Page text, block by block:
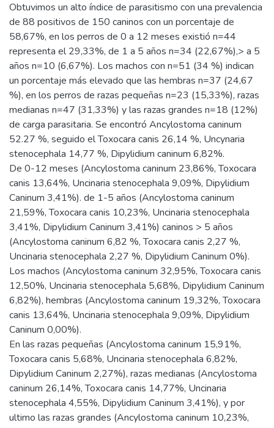
Obtuvimos un alto índice de parasitismo con una prevalencia
de 88 positivos de 150 caninos con un porcentaje de
58,67%, en los perros de 0 a 12 meses existió n=44
representa el 29,33%, de 1 a 5 años n=34 (22,67%),> a 5
años n=10 (6,67%). Los machos con n=51 (34 %) indican
un porcentaje más elevado que las hembras n=37 (24,67
%), en los perros de razas pequeñas n=23 (15,33%), razas
medianas n=47 (31,33%) y las razas grandes n=18 (12%)
de carga parasitaria. Se encontró Ancylostoma caninum
52.27 %, seguido el Toxocara canis 26,14 %, Uncynaria
stenocephala 14,77 %, Dipylidium caninum 6,82%.
De 0-12 meses (Ancylostoma caninum 23,86%, Toxocara
canis 13,64%, Uncinaria stenocephala 9,09%, Dipylidium
Caninum 3,41%). de 1-5 años (Ancylostoma caninum
21,59%, Toxocara canis 10,23%, Uncinaria stenocephala
3,41%, Dipylidium Caninum 3,41%) caninos > 5 años
(Ancylostoma caninum 6,82 %, Toxocara canis 2,27 %,
Uncinaria stenocephala 2,27 %, Dipylidium Caninum 0%).
Los machos (Ancylostoma caninum 32,95%, Toxocara canis
12,50%, Uncinaria stenocephala 5,68%, Dipylidium Caninum
6,82%), hembras (Ancylostoma caninum 19,32%, Toxocara
canis 13,64%, Uncinaria stenocephala 9,09%, Dipylidium
Caninum 0,00%).
En las razas pequeñas (Ancylostoma caninum 15,91%,
Toxocara canis 5,68%, Uncinaria stenocephala 6,82%,
Dipylidium Caninum 2,27%), razas medianas (Ancylostoma
caninum 26,14%, Toxocara canis 14,77%, Uncinaria
stenocephala 4,55%, Dipylidium Caninum 3,41%), y por
ultimo las razas grandes (Ancylostoma caninum 10,23%,